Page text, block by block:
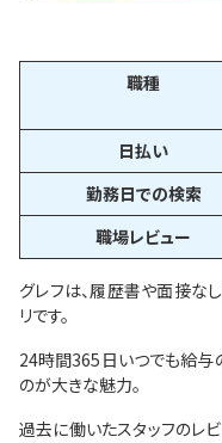
職種
日払い
勤務日での検索
職場レビュー
グレフは、履歴書や面接な
リです。
24時間365日いつでも給与
のが大きな魅力。
過去に働いたスタッフのレ